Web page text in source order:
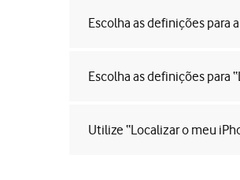
Escolha as definições para
Escolha as definições para
Utilize “Localizar o meu